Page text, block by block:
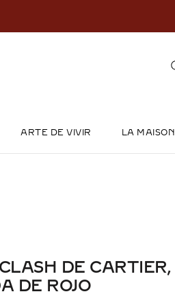
ARTE DE VIVIR LA MAISON
DE CARTIER,
DE ROJO